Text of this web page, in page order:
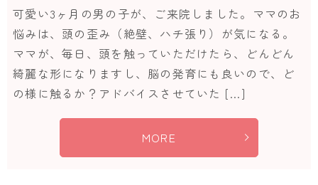
可愛い3ヶ月の男の子が、ご来院しました。ママのお
悩みは、頭の歪み（絶壁、ハチ張り）が気になる。
ママが、毎日、頭を触っていただけたら、どんどん
綺麗な形になりますし、脳の発育にも良いので、ど
の様に触るか？アドバイスさせていた […]
MORE